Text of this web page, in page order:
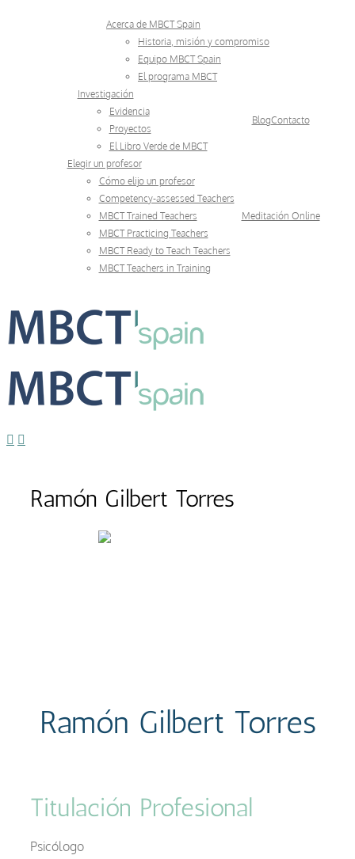
Acerca de MBCT Spain
Historia, misión y compromiso
Equipo MBCT Spain
El programa MBCT
Investigación
Evidencia
Proyectos
El Libro Verde de MBCT
BlogContacto
Elegir un profesor
Cómo elijo un profesor
Competency-assessed Teachers
MBCT Trained Teachers
MBCT Practicing Teachers
MBCT Ready to Teach Teachers
MBCT Teachers in Training
Meditación Online
Ramón Gilbert Torres
Ramón Gilbert Torres
Titulación Profesional
Psicólogo